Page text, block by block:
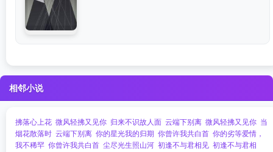
相邻小说
拂落心上花 微风轻拂又见你 归来不识故人面 云端下别离 微风轻拂又见你 当
烟花散落时 云端下别离 你的星光我的归期 你曾许我共白首 你的劣等爱情，
我不稀罕 你曾许我共白首 尘尽光生照山河 初逢不与君相见 初逢不与君相